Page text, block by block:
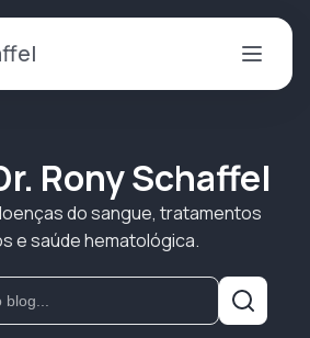
Rony Schaffel
do sangue, tratamentos
e saúde hematológica.